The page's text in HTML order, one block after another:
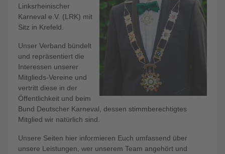
Linksrheinischer
Karneval e.V. (LRK) mit
Sitz in Krefeld.
Unser Verband bündelt
und repräsentiert die
Interessen unserer
Mitglieds-Vereine und
vertritt diese in der
Öffentlichkeit und beim
Bund Deutscher Karneval, dessen stimmberechtigtes
Mitglied wir natürlich sind.
Unsere Seiten hier informieren Euch umfassend über
unsere Leistungen, wer unserem Team angehört und